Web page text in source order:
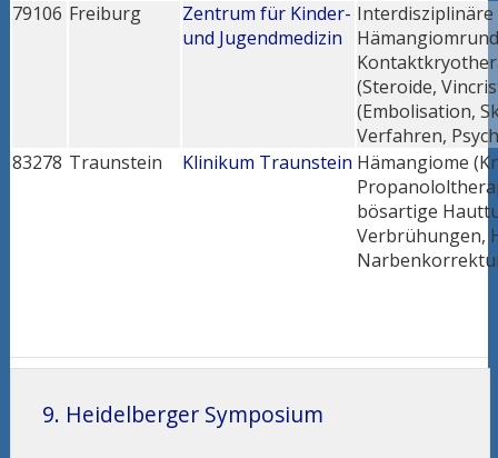
79106 Freiburg
Zentrum für Kinder-
und Jugendmedizin
(Steroide,
(Embolisation,
Verfahren,
83278 Traunstein Klinikum Traunstein Hämangiome
bösartige
Verbrühungen,
9. Heidelberger Symposium